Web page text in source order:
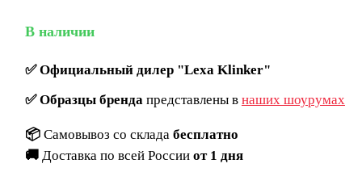
В наличии
✅Официальный дилер "Lexa Klinker"
✅Образцы брендапредставлены в наших шоурумах
📦 Самовывоз со склада бесплатно
🚚 Доставка по всей России от 1 дня